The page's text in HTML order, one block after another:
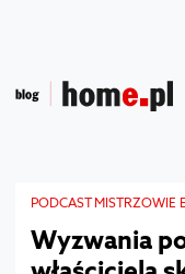
PODCAST MISTRZOWIE
Wyzwania